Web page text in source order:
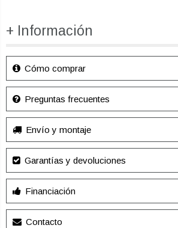
+ Información
Cómo comprar
Preguntas frecuentes
Envío y montaje
Garantías y devoluciones
Financiación
Contacto